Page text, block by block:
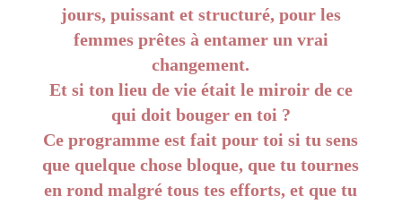
jours, puissant et structuré, pour les
femmes prêtes à entamer un vrai
changement.
Et si ton lieu de vie était le miroir de ce
qui doit bouger en toi ?
Ce programme est fait pour toi si tu sens
que quelque chose bloque, que tu tournes
en rond malgré tous tes efforts, et que tu